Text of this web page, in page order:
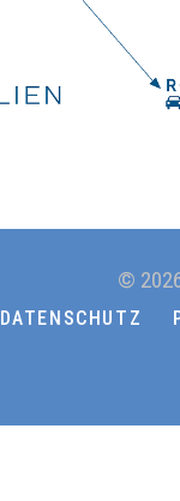
©
DATENSCHUTZ